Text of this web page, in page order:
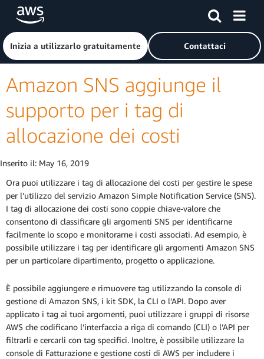
Passa al contenuto principale
Fai clic qui per tornare alla home page di Amazon Web
Inizia a utilizzarlo gratuitamente Contattaci
Amazon SNS aggiunge il
supporto per i tag di
allocazione dei costi
Inserito il: May 16, 2019
Ora puoi utilizzare i tag di allocazione dei costi per gestire le spese
per l’utilizzo del servizio Amazon Simple Notification Service (SNS).
I tag di allocazione dei costi sono coppie chiave-valore che
consentono di classificare gli argomenti SNS per identificarne
facilmente lo scopo e monitorarne i costi associati. Ad esempio, è
possibile utilizzare i tag per identificare gli argomenti Amazon SNS
per un particolare dipartimento, progetto o applicazione.
È possibile aggiungere e rimuovere tag utilizzando la console di
gestione di Amazon SNS, i kit SDK, la CLI o l’API. Dopo aver
applicato i tag ai tuoi argomenti, puoi utilizzare i gruppi di risorse
AWS che codificano l’interfaccia a riga di comando (CLI) o l’API per
filtrarli e cercarli con tag specifici. Inoltre, è possibile utilizzare la
console di Fatturazione e gestione costi di AWS per includere i